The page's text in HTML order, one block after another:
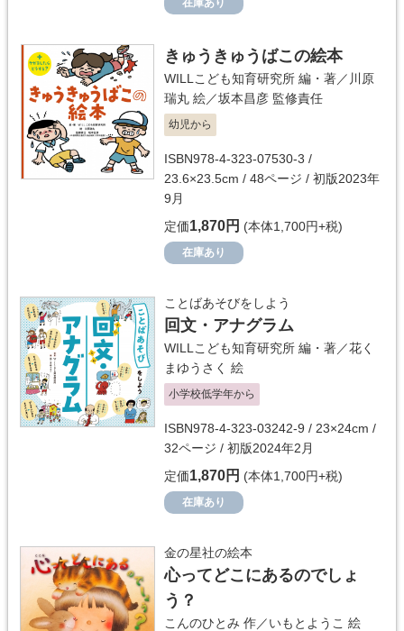
在庫あり
きゅうきゅうばこの絵本
WILLこども知育研究所 編・著／ 川原
瑞丸 絵／坂本昌彦 監修責任
幼児から
ISBN978-4-323-07530-3 /
23.6×23.5cm / 48ページ / 初版2023年
9月
定価1,870円 (本体1,700円+税)
在庫あり
ことばあそびをしよう
回文・アナグラム
WILLこども知育研究所 編・著／花く
まゆうさく 絵
小学校低学年から
ISBN978-4-323-03242-9 / 23×24cm /
32ページ / 初版2024年2月
定価1,870円 (本体1,700円+税)
在庫あり
金の星社の絵本
心ってどこにあるのでしょ
う？
こんのひとみ 作／いもとようこ 絵